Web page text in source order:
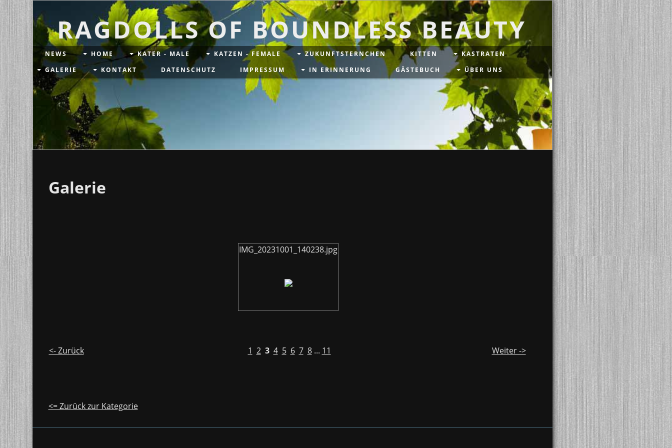
RAGDOLLS OF BOUNDLESS BEAUTY
NEWS HOME KATER - MALE KATZEN - FEMALE ZUKUNFTSTERNCHEN KITTEN
KASTRATEN
GALERIE
KONTAKT DATENSCHUTZ IMPRESSUM IN ERINNERUNG GÄSTEBUCH ÜBER UNS
Galerie
IMG_20231001_140238.jpg
<- Zurück 1 2 3 4 5 6 7 8... 11 Weiter ->
<= Zurück zur Kategorie